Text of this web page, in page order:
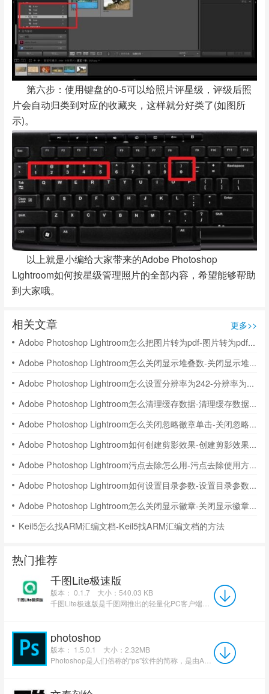
第六步：使用键盘的0-5可以给照片评星级，评级后照
片会自动归类到对应的收藏夹，这样就分好类了(如图所
示)。
以上就是小编给大家带来的Adobe Photoshop
Lightroom如何按星级管理照片的全部内容，希望能够帮助
到大家哦。
相关文章 更多>>
Adobe Photoshop Lightroom怎么把图片转为pdf-图片转为pdf的方法
Adobe Photoshop Lightroom怎么关闭显示堆叠数-关闭显示堆叠数的方法
Adobe Photoshop Lightroom怎么设置分辨率为242-分辨率为242的方法
Adobe Photoshop Lightroom怎么清理缓存数据-清理缓存数据的方法
Adobe Photoshop Lightroom怎么关闭忽略徽章单击-关闭忽略徽章单击的方法
Adobe Photoshop Lightroom如何创建剪影效果-创建剪影效果的方法
Adobe Photoshop Lightroom污点去除怎么用-污点去除使用方法
Adobe Photoshop Lightroom如何设置目录参数-设置目录参数的方法
Adobe Photoshop Lightroom怎么关闭显示徽章-关闭显示徽章的方法
Keil5怎么找ARM汇编文档-Keil5找ARM汇编文档的方法
热门推荐
千图Lite极速版
版本： 0.1.7
大小：540.03 KB
photoshop
版本： 1.5.0.1
大小：2.32MB
Photoshop是人们俗称的“ps”软件的简称，是由Adobe公司开发和发行的功能十分强大的图像处理软件。Photosho...